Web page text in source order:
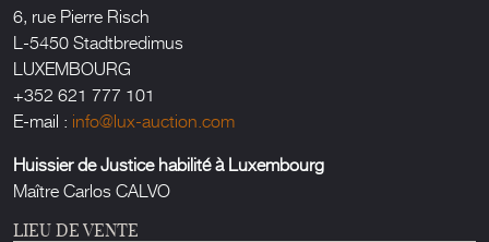
6, rue Pierre Risch
L-5450 Stadtbredimus
LUXEMBOURG
+352 621 777 101
E-mail : info@lux-auction.com
Huissier de Justice habilité à Luxembourg
Maître Carlos CALVO
LIEU DE VENTE